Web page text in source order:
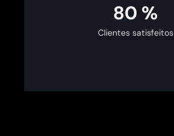
100 %
Clientes satisfeitos